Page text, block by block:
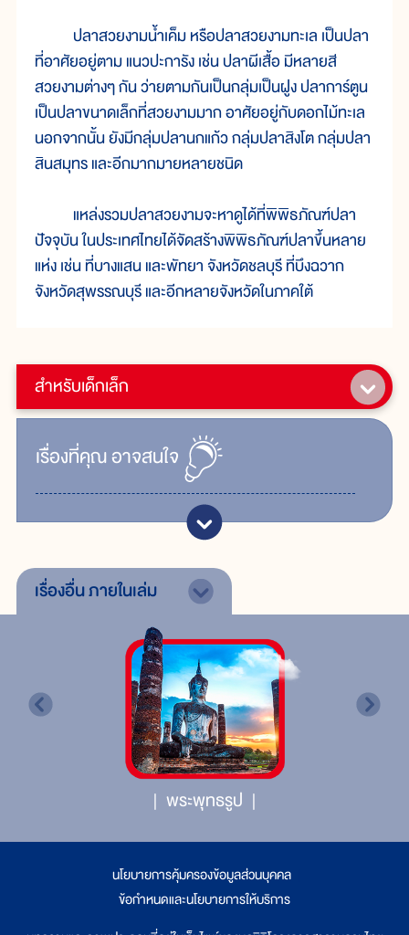
สำหรับเด็กเล็ก
เรื่ิองที่คุณอาจสนใจ
ปลาสวยงามน้ำเค็ม หรือปลาสวยงามทะเล เป็นปลา
ที่อาศัยอยู่ตาม แนวปะการัง เช่น ปลาผีเสื้อ มีหลายสี
สวยงามต่างๆ กัน ว่ายตามกันเป็นกลุ่มเป็นฝูง ปลาการ์ตูน
เป็นปลาขนาดเล็กที่สวยงามมาก อาศัยอยู่กับดอกไม้ทะเล
นอกจากนั้น ยังมีกลุ่มปลานกแก้ว กลุ่มปลาสิงโต กลุ่มปลา
สินสมุทร และอีกมากมายหลายชนิด
แหล่งรวมปลาสวยงามจะหาดูได้ที่พิพิธภัณฑ์ปลา
ปัจจุบัน ในประเทศไทยได้จัดสร้างพิพิธภัณฑ์ปลาขึ้นหลาย
แห่ง เช่น ที่บางแสน และพัทยา จังหวัดชลบุรี ที่บึงฉวาก
จังหวัดสุพรรณบุรี และอีกหลายจังหวัดในภาคใต้
เรื่องอื่นภายในเล่ม
พระพุทธรูป
นโยบายการคุ้มครองข้อมูลส่วนบุคคล
ข้อกำหนดและนโยบายการให้บริการ